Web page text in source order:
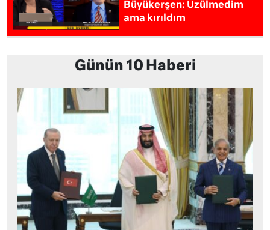
Büyükerşen: Üzülmedim
ama kırıldım
Günün 10 Haberi